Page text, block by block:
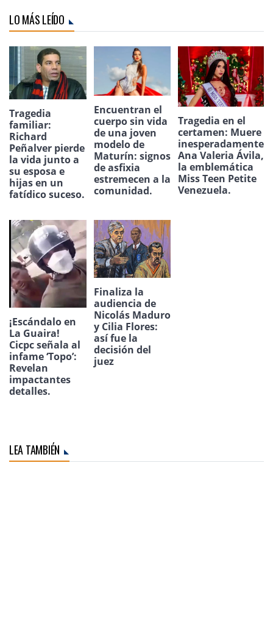
LO MÁS LEÍDO
Tragedia
familiar:
Richard
Peñalver pierde
la vida junto a
su esposa e
hijas en un
fatídico suceso.
Encuentran el
cuerpo sin vida
de una joven
modelo de
Maturín: signos
de asfixia
estremecen a la
comunidad.
Tragedia en el
certamen: Muere
inesperadamente
Ana Valeria Ávila,
la emblemática
Miss Teen Petite
Venezuela.
¡Escándalo en
La Guaira!
Cicpc señala al
infame ‘Topo’:
Revelan
impactantes
detalles.
Finaliza la
audiencia de
Nicolás Maduro
y Cilia Flores:
así fue la
decisión del
juez
LEA TAMBIÉN